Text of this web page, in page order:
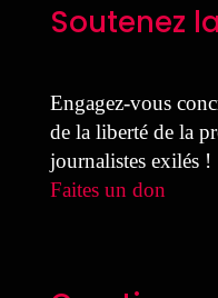
Soutenez
Engagez-vous
de la liberté de la
journalistes exilés !
Faites un don